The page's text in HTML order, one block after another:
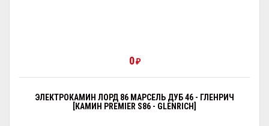
0 ₽
ЭЛЕКТРОКАМИН ЛОРД 86 МАРСЕЛЬ ДУБ 46 - ГЛЕНРИЧ
[КАМИН PREMIER S86 - GLENRICH]